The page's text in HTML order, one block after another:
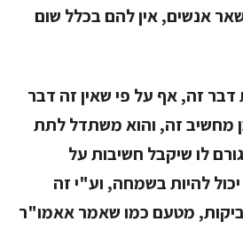
אנשים, אין להם בכלל שום
זה, אף על פי שאין זה דבר
מחשיב זה, והוא משתדל לתת
לו שיקבל חשיבות על
להיות בשמחה, וע"י זה
מטעם כמו שאמר אאמו"ר